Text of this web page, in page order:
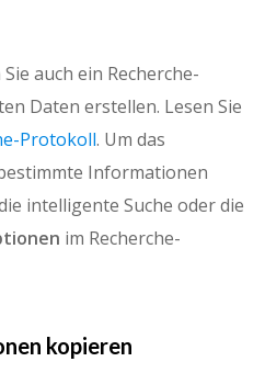
auch ein Recherche-
Daten erstellen. Lesen Sie
Protokoll. Um das
Informationen
intelligente Suche oder die
im Recherche-
kopieren